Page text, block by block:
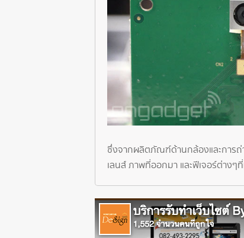
ซึ่งจากผลิตภัณฑ์ด้านกล้องและการ
เลนส์ ภาพที่ออกมา และฟีเจอร์ต่างๆ